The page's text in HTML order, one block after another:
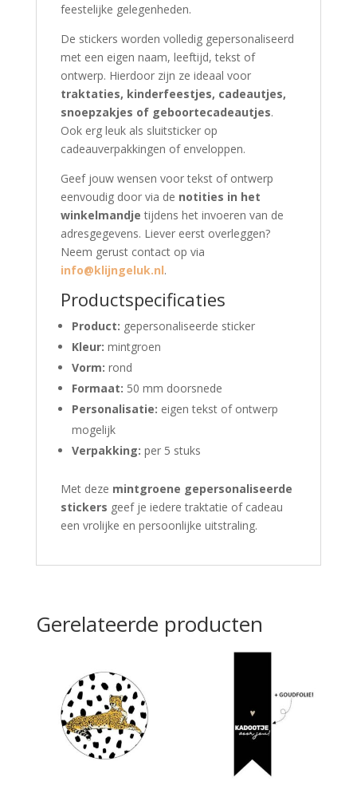
feestelijke gelegenheden.
De stickers worden volledig gepersonaliseerd
met een eigen naam, leeftijd, tekst of
ontwerp. Hierdoor zijn ze ideaal voor
traktaties, kinderfeestjes, cadeautjes,
snoepzakjes of geboortecadeautjes.
Ook erg leuk als sluitsticker op
cadeauverpakkingen of enveloppen.
Geef jouw wensen voor tekst of ontwerp
eenvoudig door via de notities in het
winkelmandje tijdens het invoeren van de
adresgegevens. Liever eerst overleggen?
Neem gerust contact op via
info@klijngeluk.nl.
Productspecificaties
Product: gepersonaliseerde sticker
Kleur: mintgroen
Vorm: rond
Formaat: 50 mm doorsnede
Personalisatie: eigen tekst of ontwerp
mogelijk
Verpakking: per 5 stuks
Met deze mintgroene gepersonaliseerde
stickers geef je iedere traktatie of cadeau
een vrolijke en persoonlijke uitstraling.
Gerelateerde producten